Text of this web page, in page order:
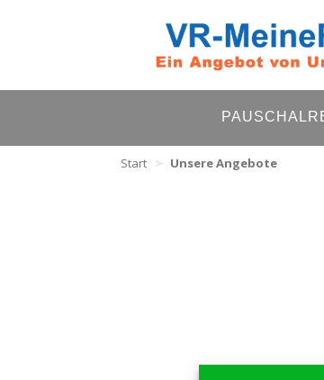
Start > Unsere Angebote